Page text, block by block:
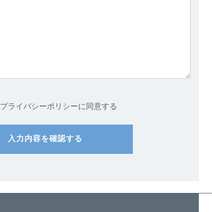
プライバシーポリシーに同意する
入力内容を確認する